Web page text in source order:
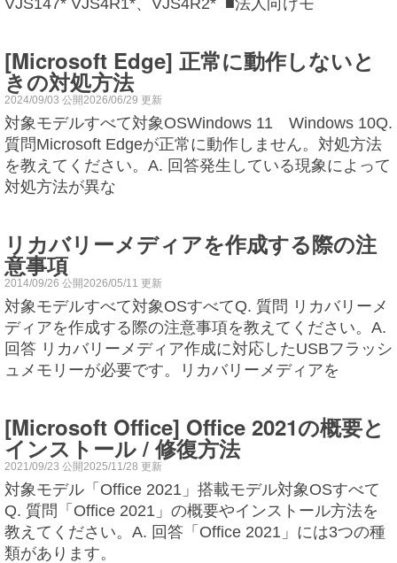
VJS147* VJS4R1*、VJS4R2* ■法人向けモ
[Microsoft Edge] 正常に動作しないと
きの対処方法
2024/09/03 公開2026/06/29 更新
対象モデルすべて対象OSWindows 11 Windows 10Q.
質問Microsoft Edgeが正常に動作しません。対処方法
を教えてください。A. 回答発生している現象によって
対処方法が異な
リカバリーメディアを作成する際の注
意事項
2014/09/26 公開2026/05/11 更新
対象モデルすべて対象OSすべてQ. 質問 リカバリーメ
ディアを作成する際の注意事項を教えてください。A.
回答 リカバリーメディア作成に対応したUSBフラッシ
ュメモリーが必要です。リカバリーメディアを
[Microsoft Office] Office 2021の概要と
インストール / 修復方法
2021/09/23 公開2025/11/28 更新
対象モデル「Office 2021」搭載モデル対象OSすべて
Q. 質問「Office 2021」の概要やインストール方法を
教えてください。A. 回答「Office 2021」には3つの種
類があります。